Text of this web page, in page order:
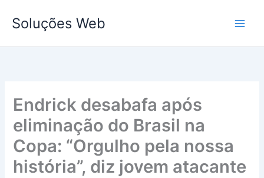
para
conteúdo
Soluções Web
Endrick desabafa após
eliminação do Brasil na
Copa: “Orgulho pela nossa
história”, diz jovem atacante